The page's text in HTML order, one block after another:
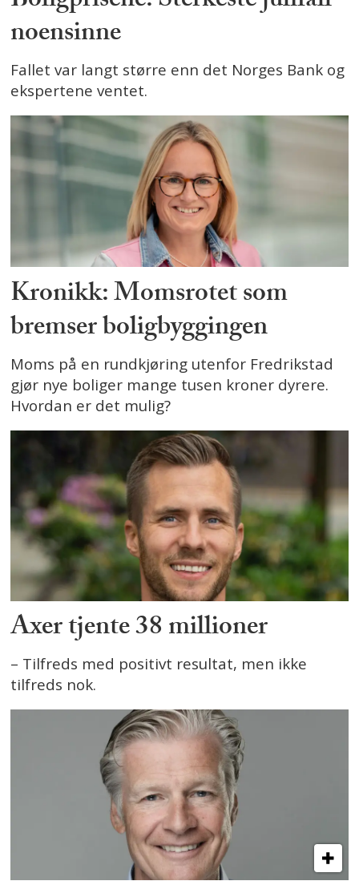
noensinne
Fallet var langt større enn det Norges Bank og
ekspertene ventet.
Kronikk: Momsrotet som
bremser boligbyggingen
Moms på en rundkjøring utenfor Fredrikstad
gjør nye boliger mange tusen kroner dyrere.
Hvordan er det mulig?
Axer tjente 38 millioner
– Tilfreds med positivt resultat, men ikke
tilfreds nok.